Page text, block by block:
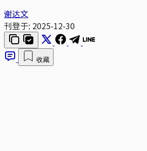
谢达文
刊登于: 2025-12-30
收藏